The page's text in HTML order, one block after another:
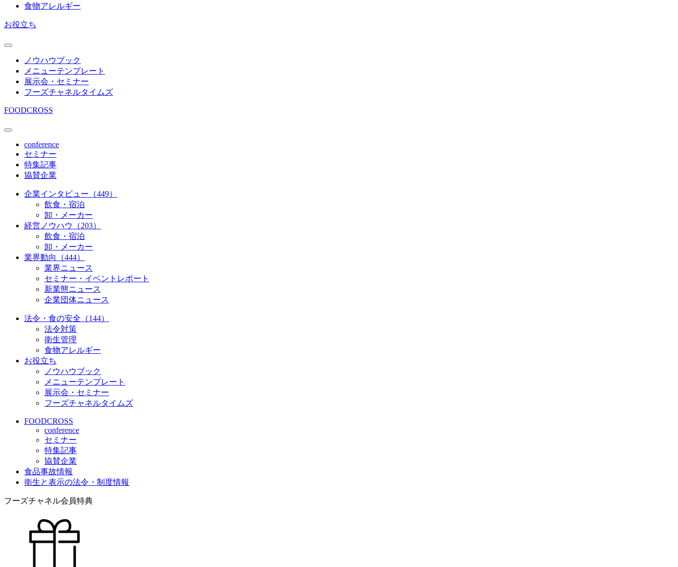
食物アレルギー
お役立ち
ノウハウブック
メニューテンプレート
展示会・セミナー
フーズチャネルタイムズ
FOODCROSS
conference
セミナー
特集記事
協賛企業
企業インタビュー（449）
飲食・宿泊
卸・メーカー
経営ノウハウ（203）
飲食・宿泊
卸・メーカー
業界動向（444）
業界ニュース
セミナー・イベントレポート
新業態ニュース
企業団体ニュース
法令・食の安全（144）
法令対策
衛生管理
食物アレルギー
お役立ち
ノウハウブック
メニューテンプレート
展示会・セミナー
フーズチャネルタイムズ
FOODCROSS
conference
セミナー
特集記事
協賛企業
食品事故情報
衛生と表示の法令・制度情報
フーズチャネル会員特典